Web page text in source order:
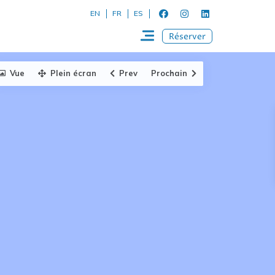
EN FR ES
Réserver
Vue Plein écran Prev Prochain